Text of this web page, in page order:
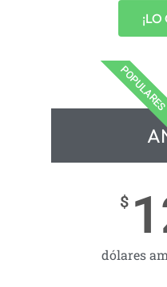
$
dólares